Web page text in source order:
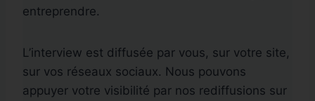
entreprendre.
L’interview est diffusée par vous, sur votre site,
sur vos réseaux sociaux. Nous pouvons
appuyer votre visibilité par nos rediffusions sur